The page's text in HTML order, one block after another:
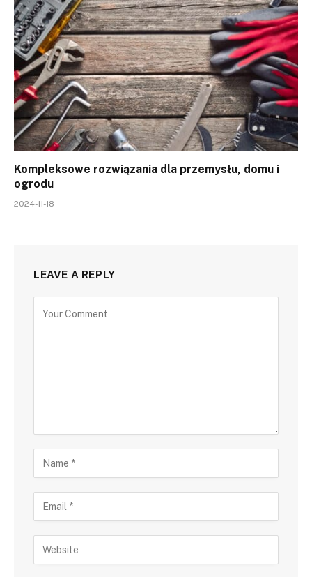
Kompleksowe rozwiązania dla przemysłu, domu i
ogrodu
2024-11-18
LEAVE A REPLY